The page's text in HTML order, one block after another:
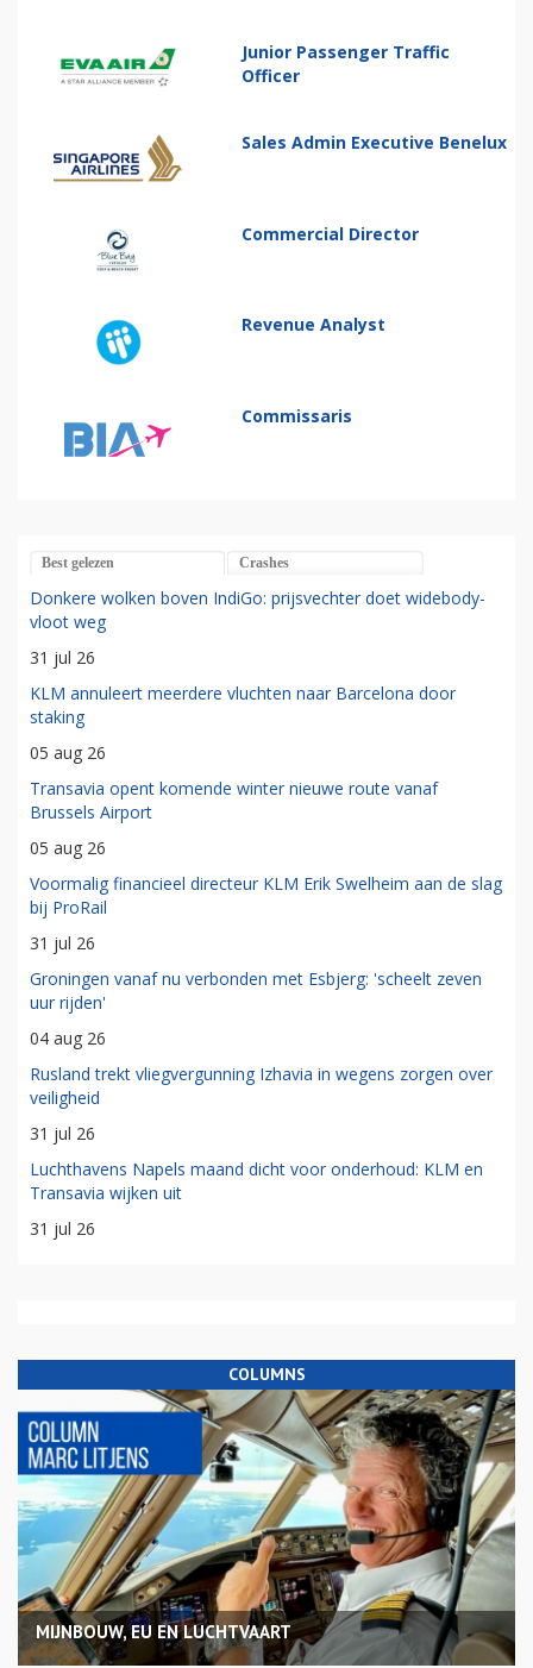
Junior Passenger Traffic
Officer
Sales Admin Executive Benelux
Commercial Director
Revenue Analyst
Commissaris
Best gelezen Crashes
Donkere wolken boven IndiGo: prijsvechter doet widebody-
vloot weg
31 jul 26
KLM annuleert meerdere vluchten naar Barcelona door
staking
05 aug 26
Transavia opent komende winter nieuwe route vanaf
Brussels Airport
05 aug 26
Voormalig financieel directeur KLM Erik Swelheim aan de slag
bij ProRail
31 jul 26
Groningen vanaf nu verbonden met Esbjerg: 'scheelt zeven
uur rijden'
04 aug 26
Rusland trekt vliegvergunning Izhavia in wegens zorgen over
veiligheid
31 jul 26
Luchthavens Napels maand dicht voor onderhoud: KLM en
Transavia wijken uit
31 jul 26
COLUMNS
MIJNBOUW, EU EN LUCHTVAART